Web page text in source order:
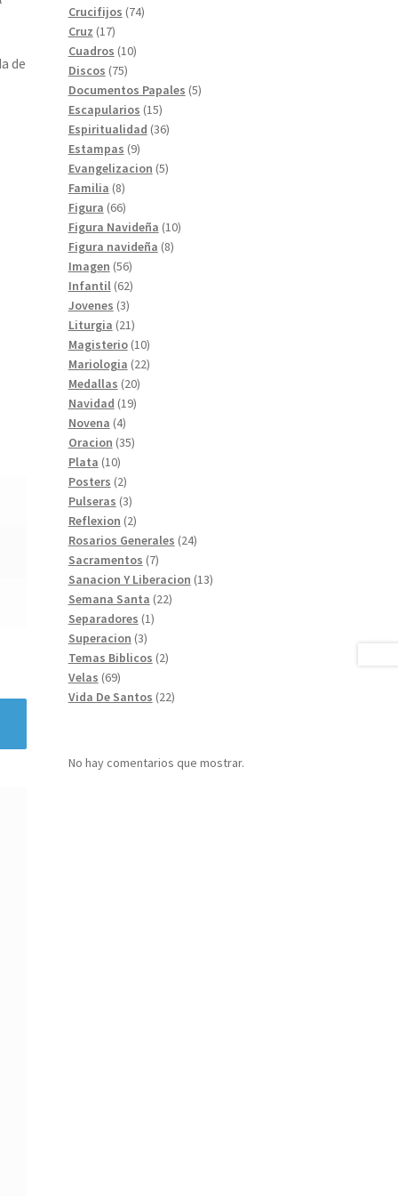
de
productos
Crucifijos 7474
Cruz 1717
productos
Cuadros 1010
Discos 7575
productos
Documentos Papales 55
Escapularios 1515
productos
Espiritualidad 3636
Estampas 99
productos
Evangelizacion 55
Familia 88
productos
Figura 6666
productos
Figura Navideña 1010
Figura navideña 88
Imagen 5656
productos
Infantil 6262
productos
Jovenes 33
productos
Liturgia 2121
productos
Magisterio 1010
productos
Mariologia 2222
Medallas 2020
productos
Navidad 1919
Novena 44
productos
Oracion 3535
Plata 1010
productos
Posters 22
productos
Pulseras 33
productos
Reflexion 22
productos
Rosarios Generales 2424
Sacramentos 77
productos
Sanacion Y Liberacion 1313
Semana Santa 2222
Separadores 11
Superacion 33
productos
Temas Biblicos 22
Velas 6969
productos
Vida De Santos 2222
No hay comentarios que mostrar.